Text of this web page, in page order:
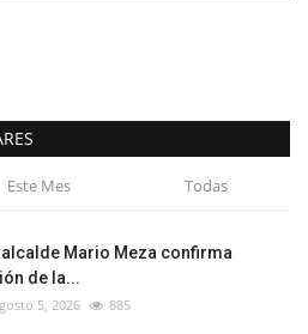
Este Mes Todas
alcalde Mario Meza confirma
de la...
5, 2026 885